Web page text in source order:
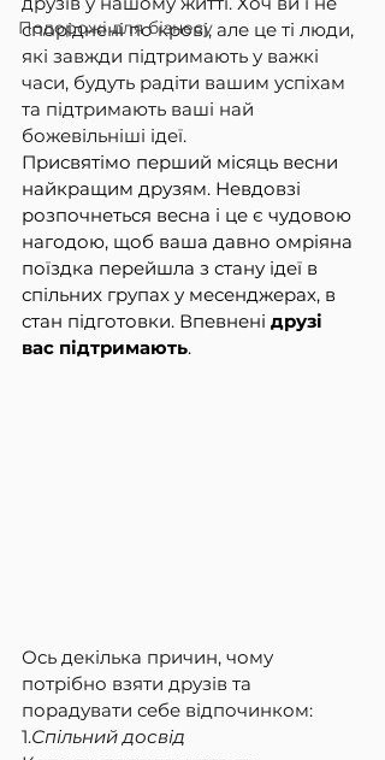
Подорожі для бізнесу
споріднені по крові, але це ті люди,
які завжди підтримають у важкі
часи, будуть радіти вашим успіхам
та підтримають ваші най
божевільніші ідеї.
Присвятімо перший місяць весни
найкращим друзям. Невдовзі
розпочнеться весна і це є чудовою
нагодою, щоб ваша давно омріяна
поїздка перейшла з стану ідеї в
спільних групах у месенджерах, в
стан підготовки. Впевнені друзі
вас підтримають.
Ось декілька причин, чому
потрібно взяти друзів та
порадувати себе відпочинком:
1.Спільний досвід